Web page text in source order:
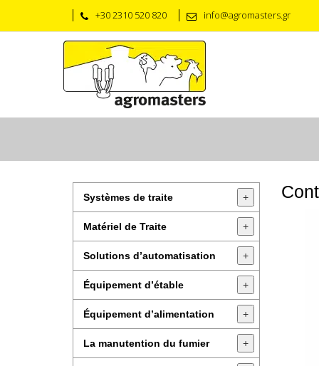
+30 2310 520 820 info@agromasters.gr
Systèmes de traite +
Matériel de Traite +
Solutions d’automatisation +
Équipement d’étable +
Équipement d’alimentation +
La manutention du fumier +